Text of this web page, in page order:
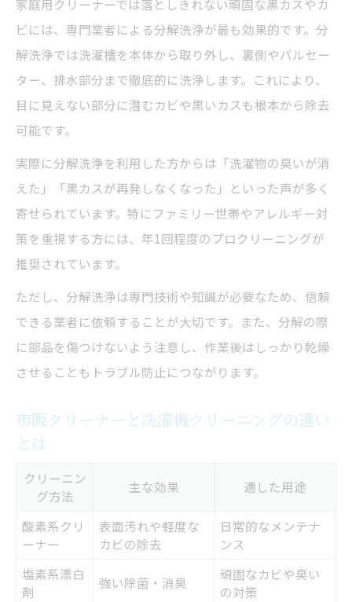
家庭用クリーナーでは落としきれない頑固な黒カスやカ
ビには、専門業者による分解洗浄が最も効果的です。分
解洗浄では洗濯槽を本体から取り外し、裏側やパルセー
ター、排水部分まで徹底的に洗浄します。これにより、
目に見えない部分に潜むカビや黒いカスも根本から除去
可能です。
実際に分解洗浄を利用した方からは「洗濯物の臭いが消
えた」「黒カスが再発しなくなった」といった声が多く
寄せられています。特にファミリー世帯やアレルギー対
策を重視する方には、年1回程度のプロクリーニングが
推奨されています。
ただし、分解洗浄は専門技術や知識が必要なため、信頼
できる業者に依頼することが大切です。また、分解の際
に部品を傷つけないよう注意し、作業後はしっかり乾燥
させることもトラブル防止につながります。
市販クリーナーと洗濯機クリーニングの違い
とは
クリーニン
グ方法
主な効果 適した用途
酸素系クリ
ーナー
表面汚れや軽度な
カビの除去
日常的なメンテナ
ンス
塩素系漂白
剤
強い除菌・消臭
頑固なカビや臭い
の対策